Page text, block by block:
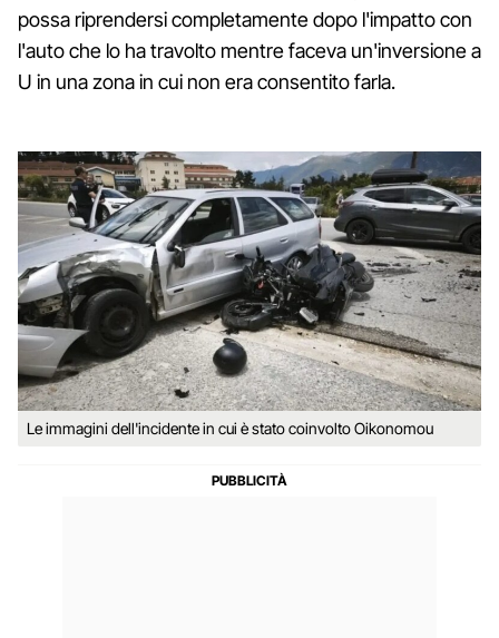
possa riprendersi completamente dopo l'impatto con
l'auto che lo ha travolto mentre faceva un'inversione a
U in una zona in cui non era consentito farla.
Le immagini dell'incidente in cui è stato coinvolto Oikonomou